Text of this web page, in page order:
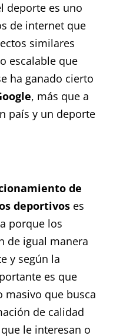
deporte es uno
de internet que
similares
escalable que
ha ganado cierto
, más que a
país y un deporte
de
deportivoses
porque los
de igual manera
y según la
es que
masivo que busca
de calidad
le interesan o